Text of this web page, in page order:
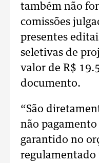
também não
comissões
presentes
seletivas de
valor de R$
documento.
“São
não
garantido no
regulamentado